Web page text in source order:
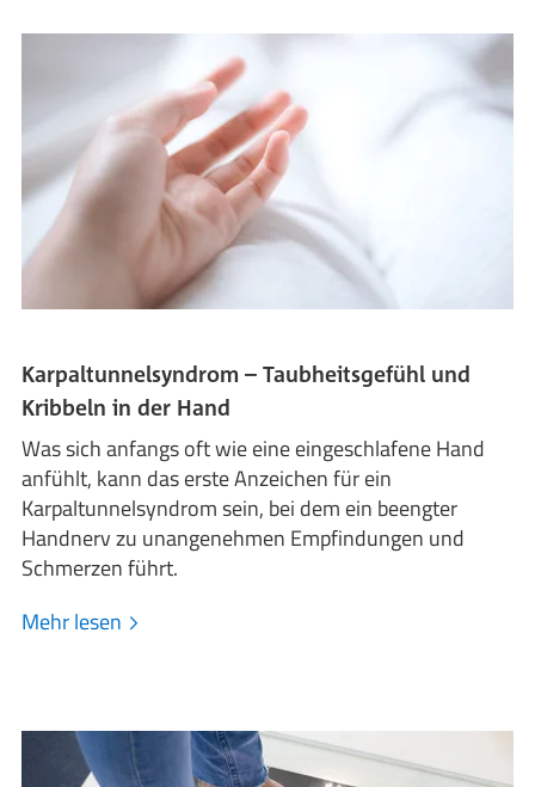
Karpaltunnelsyndrom – Taubheitsgefühl und
Kribbeln in der Hand
Was sich anfangs oft wie eine eingeschlafene Hand
anfühlt, kann das erste Anzeichen für ein
Karpaltunnelsyndrom sein, bei dem ein beengter
Handnerv zu unangenehmen Empfindungen und
Schmerzen führt.
Mehr lesen